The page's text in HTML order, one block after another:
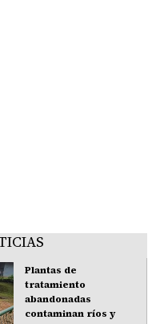
Plantas de
tratamiento
abandonadas
contaminan ríos y